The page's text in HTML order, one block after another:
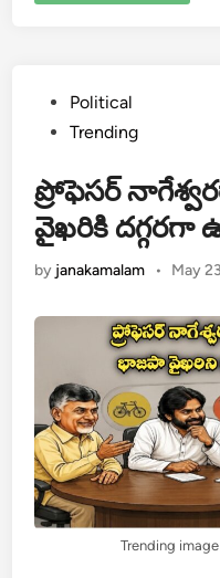
PostedPolitical
Trending
ప్రోఫెసర్
వైఖరికి దగ్గరగా
by janakamalam • May
Trending